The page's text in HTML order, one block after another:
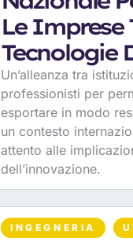
Le Imprese
Tecnologie
Un’alleanza tra
professionisti per
esportare in modo
un contesto
attento alle
dell’innovazione.
INGEGNERIA